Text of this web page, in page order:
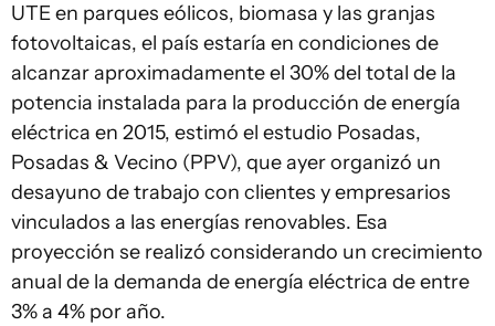
UTE en parques eólicos, biomasa y las granjas
fotovoltaicas, el país estaría en condiciones de
alcanzar aproximadamente el 30% del total de la
potencia instalada para la producción de energía
eléctrica en 2015, estimó el estudio Posadas,
Posadas & Vecino (PPV), que ayer organizó un
desayuno de trabajo con clientes y empresarios
vinculados a las energías renovables. Esa
proyección se realizó considerando un crecimiento
anual de la demanda de energía eléctrica de entre
3% a 4% por año.